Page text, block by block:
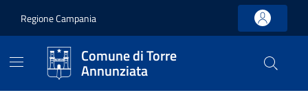
Regione Campania
Comune di Torre
Annunziata